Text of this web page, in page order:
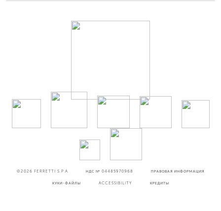
©2026 FERRETTI S.P.A НДС № 04485970968 ПРАВОВАЯ ИНФОРМАЦИЯ
КУКИ-ФАЙЛЫ ACCESSIBILITY КРЕДИТЫ